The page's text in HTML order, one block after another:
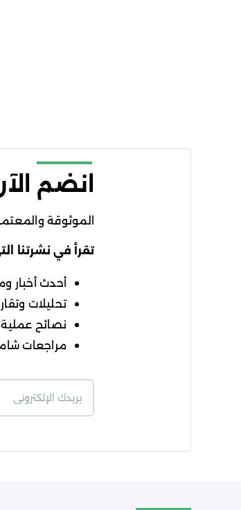
انضم
الموثوقة
تقرأ في نشرتنا
أحدث أخبار
تحليلات
نصائح عملية
مراجعات